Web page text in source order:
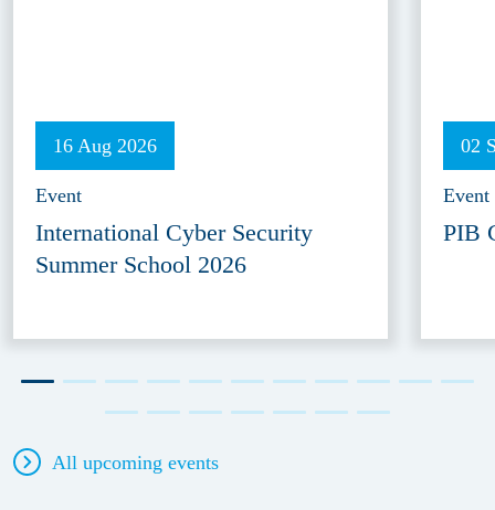
16 Aug 2026
Event
International Cyber Security
Summer School 2026
02
Event
PIB
All upcoming events